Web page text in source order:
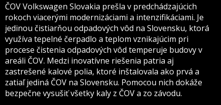
ČOV Volkswagen Slovakia prešla v predchádzajúcich
rokoch viacerými modernizáciami a intenzifikáciami. Je
jedinou čistiarňou odpadových vôd na Slovensku, ktorá
využíva tepelné čerpadlo a teplom vznikajúcim pri
procese čistenia odpadových vôd temperuje budovy v
areáli ČOV. Medzi inovatívne riešenia patria aj
zastrešené kalové polia, ktoré inštalovala ako prvá a
zatiaľ jediná ČOV na Slovensku. Pomocou nich dokáže
bezpečne vysušiť všetky kaly z ČOV a zo závodu.